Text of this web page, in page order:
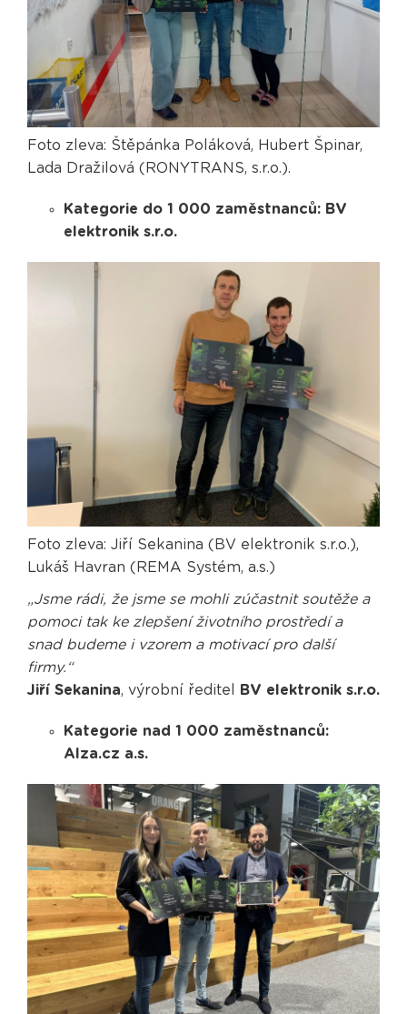
Foto zleva: Štěpánka Poláková, Hubert Špinar,
Lada Dražilová (RONYTRANS, s.r.o.).
Kategorie do 1 000 zaměstnanců: BV
elektronik s.r.o.
Foto zleva: Jiří Sekanina (BV elektronik s.r.o.),
Lukáš Havran (REMA Systém, a.s.)
„Jsme rádi, že jsme se mohli zúčastnit soutěže a
pomoci tak ke zlepšení životního prostředí a
snad budeme i vzorem a motivací pro další
firmy.“
Jiří Sekanina, výrobní ředitel BV elektronik s.r.o.
Kategorie nad 1 000 zaměstnanců:
Alza.cz a.s.